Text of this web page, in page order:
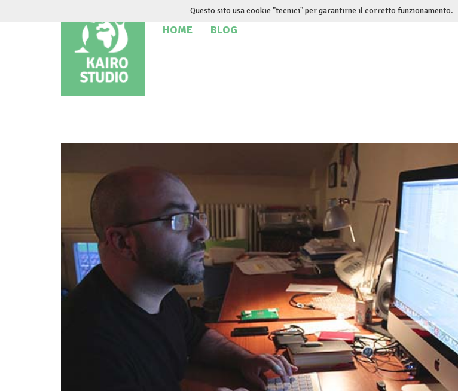
contenuto
HOME BLOG
Questo sito usa cookie "tecnici" per garantirne il corretto funzionamento.